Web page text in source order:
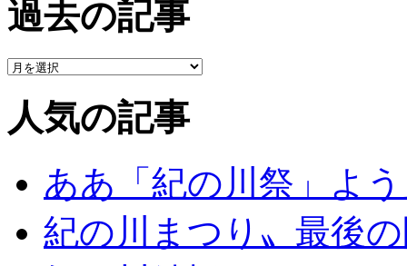
過去の記事
人気の記事
ああ「紀の川祭」よ
紀の川まつり〟最後